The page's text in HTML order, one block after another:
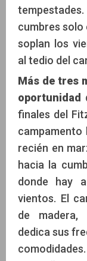
cumbres solo
soplan los
al tedio del
Más de tres
oportunidad
finales del
campamento
recién en
hacia la
donde hay
vientos. El
de madera,
dedica sus